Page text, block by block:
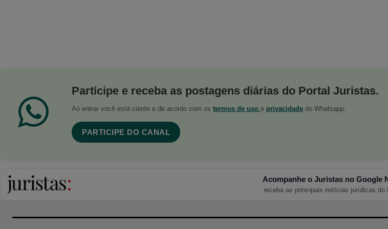
Participe e receba as postagens diárias do Portal Juristas.
Ao entrar você está ciente e de acordo com os termos de uso e privacidade do Whatsapp.
PARTICIPE DO CANAL
Acompanhe o Juristas no Google
receba as principais notícias jurídicas do